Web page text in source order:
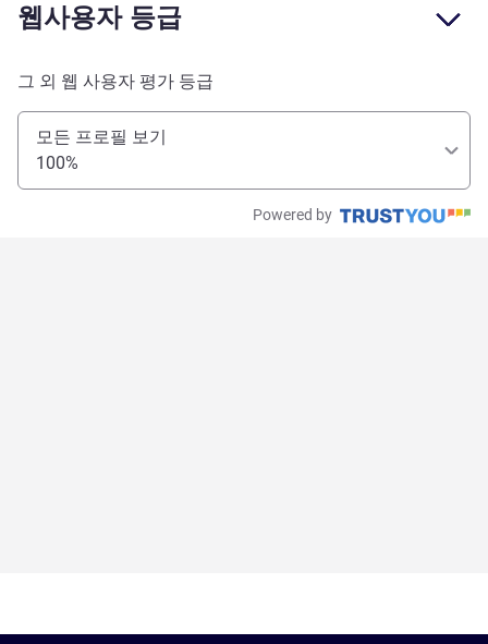
웹사용자 등급
그 외 웹 사용자 평가 등급
모든 프로필 보기
100%
Powered by